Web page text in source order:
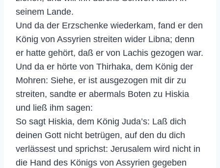
seinem Lande.
Und da der Erzschenke wiederkam, fand er den
König von Assyrien streiten wider Libna; denn
er hatte gehört, daß er von Lachis gezogen war.
Und da er hörte von Thirhaka, dem König der
Mohren: Siehe, er ist ausgezogen mit dir zu
streiten, sandte er abermals Boten zu Hiskia
und ließ ihm sagen:
So sagt Hiskia, dem König Juda’s: Laß dich
deinen Gott nicht betrügen, auf den du dich
verlässest und sprichst: Jerusalem wird nicht in
die Hand des Königs von Assyrien gegeben